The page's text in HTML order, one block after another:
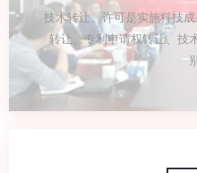
技术转让、许可是实施科技
转让、专利申请权转让、技